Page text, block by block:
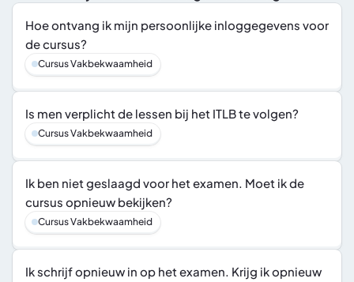
Hoe ontvang ik mijn persoonlijke inloggegevens voor
de cursus?
Cursus Vakbekwaamheid
Is men verplicht de lessen bij het ITLB te volgen?
Cursus Vakbekwaamheid
Ik ben niet geslaagd voor het examen. Moet ik de
cursus opnieuw bekijken?
Cursus Vakbekwaamheid
Ik schrijf opnieuw in op het examen. Krijg ik opnieuw